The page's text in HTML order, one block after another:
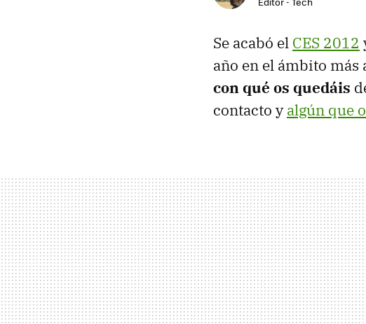
Se acabó el CES 2012
año en el ámbito
con qué os quedáis
contacto yalgún que